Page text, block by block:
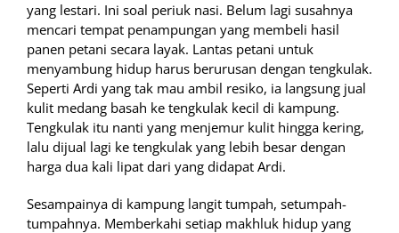
yang lestari. Ini soal periuk nasi. Belum lagi susahnya
mencari tempat penampungan yang membeli hasil
panen petani secara layak. Lantas petani untuk
menyambung hidup harus berurusan dengan tengkulak.
Seperti Ardi yang tak mau ambil resiko, ia langsung jual
kulit medang basah ke tengkulak kecil di kampung.
Tengkulak itu nanti yang menjemur kulit hingga kering,
lalu dijual lagi ke tengkulak yang lebih besar dengan
harga dua kali lipat dari yang didapat Ardi.
Sesampainya di kampung langit tumpah, setumpah-
tumpahnya. Memberkahi setiap makhluk hidup yang